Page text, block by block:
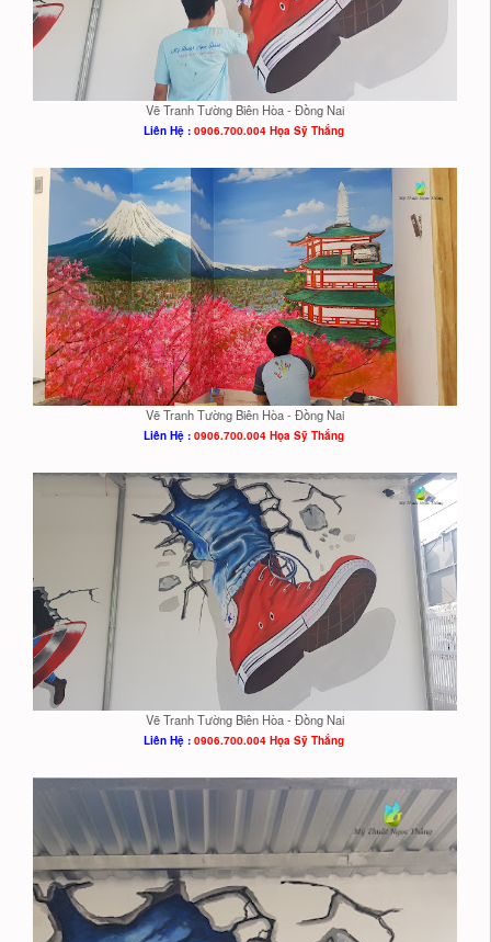
Vẽ Tranh Tường Biên Hòa - Đồng Nai
Liên Hệ : 0906.700.004 Họa Sỹ Thắng
Vẽ Tranh Tường Biên Hòa - Đồng Nai
Liên Hệ : 0906.700.004 Họa Sỹ Thắng
Vẽ Tranh Tường Biên Hòa - Đồng Nai
Liên Hệ : 0906.700.004 Họa Sỹ Thắng